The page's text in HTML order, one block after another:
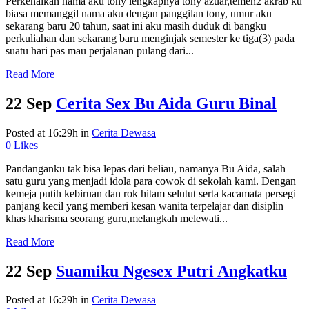
biasa memanggil nama aku dengan panggilan tony, umur aku
sekarang baru 20 tahun, saat ini aku masih duduk di bangku
perkuliahan dan sekarang baru menginjak semester ke tiga(3) pada
suatu hari pas mau perjalanan pulang dari...
Read More
22 Sep Cerita Sex Bu Aida Guru Binal
Posted at 16:29h in Cerita Dewasa
0 Likes
Pandanganku tak bisa lepas dari beliau, namanya Bu Aida, salah
satu guru yang menjadi idola para cowok di sekolah kami. Dengan
kemeja putih kebiruan dan rok hitam selutut serta kacamata persegi
panjang kecil yang memberi kesan wanita terpelajar dan disiplin
khas kharisma seorang guru,melangkah melewati...
Read More
22 Sep Suamiku Ngesex Putri Angkatku
Posted at 16:29h in Cerita Dewasa